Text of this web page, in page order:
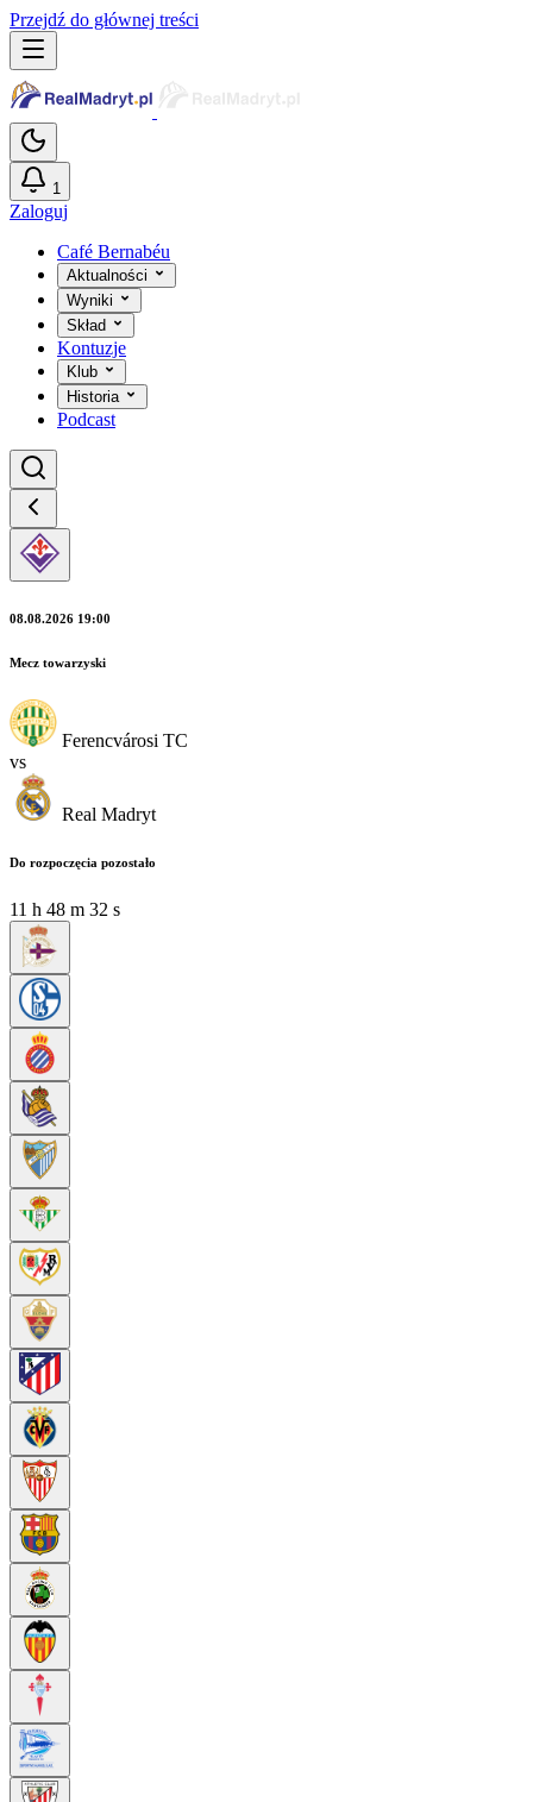
Przejdź do głównej treści
1
Zaloguj
Café Bernabéu
Aktualności
Wyniki
Skład
Kontuzje
Klub
Historia
Podcast
08.08.2026 19:00
Mecz towarzyski
Ferencvárosi TC
vs
Real Madryt
Do rozpoczęcia pozostało
11 h 48 m 31 s